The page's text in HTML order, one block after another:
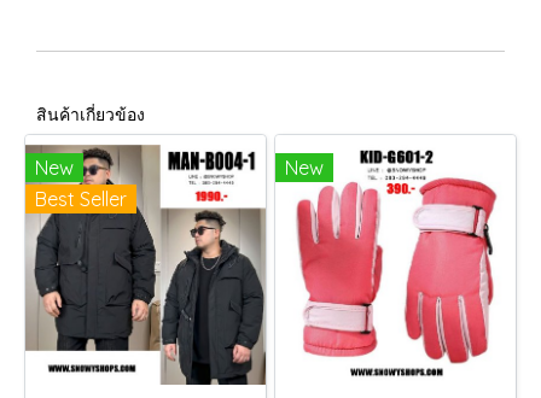
สินค้าเกี่ยวข้อง
New
Best Seller
New